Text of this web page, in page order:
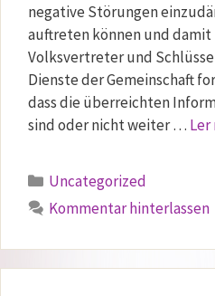
negative Störungen
auftreten können und
Volksvertreter und
Dienste der Gemeinschaft
dass die überreichten
sind oder nicht weiter … Ler
Kategorien
Uncategorized
Kommentar hinterlassen